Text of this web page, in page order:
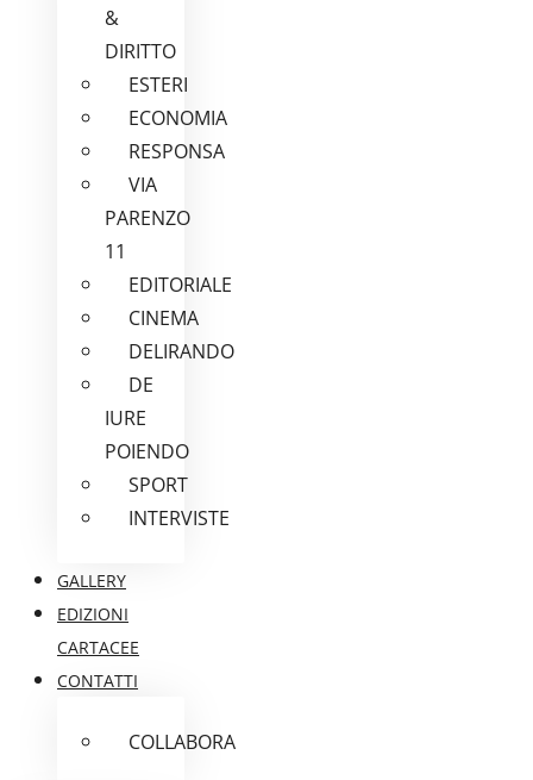
&
DIRITTO
ESTERI
ECONOMIA
RESPONSA
VIA
PARENZO
11
EDITORIALE
CINEMA
DELIRANDO
DE
IURE
POIENDO
SPORT
INTERVISTE
GALLERY
EDIZIONI
CARTACEE
CONTATTI
COLLABORA